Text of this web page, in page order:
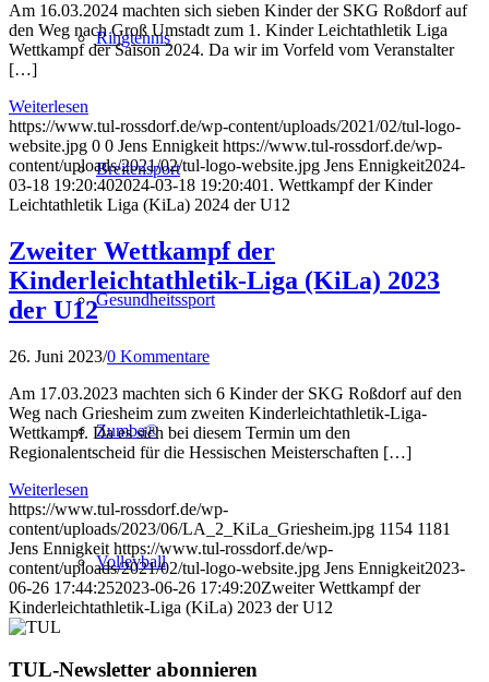
Ringtennis
Breitensport
Gesundheitssport
Zumba®
Volleyball
Am 16.03.2024 machten sich sieben Kinder der SKG Roßdorf auf
den Weg nach Groß Umstadt zum 1. Kinder Leichtathletik Liga
Wettkampf der Saison 2024. Da wir im Vorfeld vom Veranstalter
[…]
Weiterlesen
https://www.tul-rossdorf.de/wp-content/uploads/2021/02/tul-logo-
website.jpg 0 0 Jens Ennigkeit https://www.tul-rossdorf.de/wp-
content/uploads/2021/02/tul-logo-website.jpg Jens Ennigkeit2024-
03-18 19:20:402024-03-18 19:20:401. Wettkampf der Kinder
Leichtathletik Liga (KiLa) 2024 der U12
Zweiter Wettkampf der
Kinderleichtathletik-Liga (KiLa) 2023
der U12
26. Juni 2023/0 Kommentare
Am 17.03.2023 machten sich 6 Kinder der SKG Roßdorf auf den
Weg nach Griesheim zum zweiten Kinderleichtathletik-Liga-
Wettkampf. Da es sich bei diesem Termin um den
Regionalentscheid für die Hessischen Meisterschaften […]
Weiterlesen
https://www.tul-rossdorf.de/wp-
content/uploads/2023/06/LA_2_KiLa_Griesheim.jpg 1154 1181
Jens Ennigkeit https://www.tul-rossdorf.de/wp-
content/uploads/2021/02/tul-logo-website.jpg Jens Ennigkeit2023-
06-26 17:44:252023-06-26 17:49:20Zweiter Wettkampf der
Kinderleichtathletik-Liga (KiLa) 2023 der U12
TUL-Newsletter abonnieren